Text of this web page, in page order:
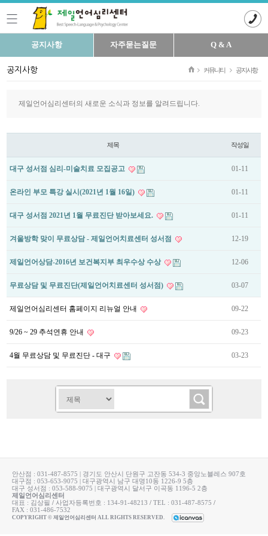
공지사항 자주묻는질문 Q & A
공지사항 커뮤니티 공지사항
제일언어심리센터의 새로운 소식과 정보를 알려드립니다.
제목 작성일
대구 성서점 심리-미술치료 모집공고 01-11
온라인 부모 특강 실시(2021년 1월 16일) 01-11
대구 성서점 2021년 1월 무료진단 받아보세요. 01-11
겨울방학 맞이 무료상담 - 제일언어치료센터 성서점 12-19
제일언어상담-2016년 보건복지부 최우수상 수상 12-06
무료상담 및 무료진단(제일언어치료센터 성서점) 03-07
제일언어심리센터 홈페이지 리뉴얼 안내 09-22
9/26 ~ 29 추석연휴 안내 09-23
4월 무료상담 및 무료진단 - 대구 03-23
안산점 : 031-487-8575 | 경기도 안산시 단원구 고잔동 534-3 중앙노블레스 907호
대구점 : 053-653-9075 | 대구광역시 남구 대명10동 1226-9 5층
대구 성서점 : 053-588-9075 | 대구광역시 달서구 이곡동 1196-5 2층
제일언어심리센터
대표 : 김상필 / 사업자등록번호 : 134-91-48213 / TEL : 031-487-8575 /
FAX : 031-486-7532
COPYRIGHT © 제일언어심리센터 ALL RIGHTS RESERVED.